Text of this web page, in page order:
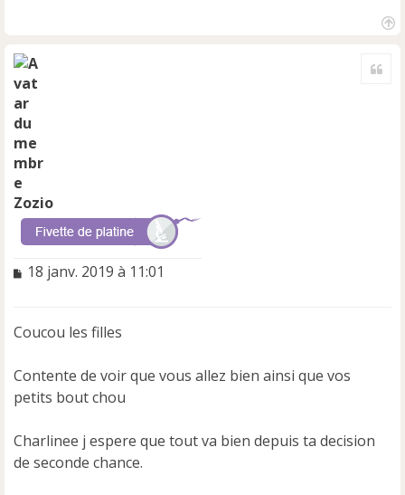
Zozio
M
a
e
n
o
l
u
18 janv. 2019 à 11:01
Coucou les filles
Contente de voir que vous allez bien ainsi que vos
petits bout chou
Charlinee j espere que tout va bien depuis ta decision
de seconde chance.